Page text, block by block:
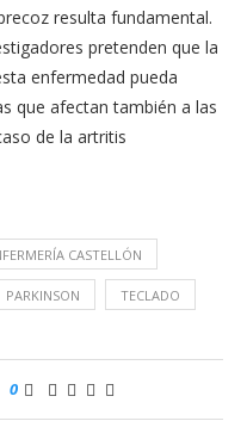
resulta fundamental.
pretenden que la
enfermedad pueda
que afectan también a las
de la artritis
CASTELLÓN
PARKINSON TECLADO
0